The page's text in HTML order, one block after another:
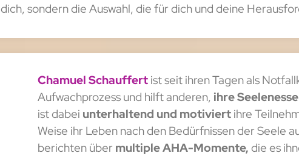
dich, sondern die Auswahl, die für dich und deine
Chamuel Schauffert ist seit ihren Tagen als
Aufwachprozess und hilft anderen, ihre
ist dabei unterhaltend und motiviertihre
Weise ihr Leben nach den Bedürfnissen der Seele
berichten über multiple AHA-Momente, die es